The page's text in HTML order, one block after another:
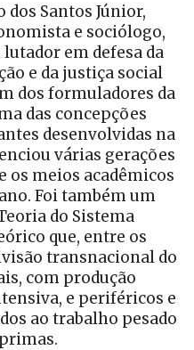
Santos Júnior,
e sociólogo,
em defesa da
e da justiça social
dos formuladores da
das concepções
desenvolvidas na
várias gerações
os meios acadêmicos
Foi também um
do Sistema
que, entre os
transnacional do
com produção
e periféricos e
ao trabalho pesado